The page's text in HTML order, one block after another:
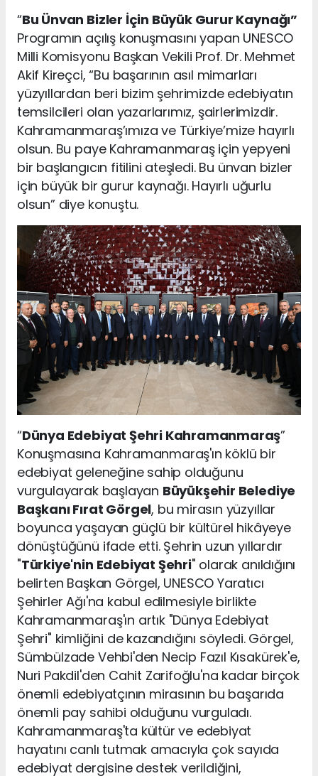
“Bu Ünvan Bizler İçin Büyük Gurur Kaynağı”
Programın açılış konuşmasını yapan UNESCO
Milli Komisyonu Başkan Vekili Prof. Dr. Mehmet
Akif Kireçci, “Bu başarının asıl mimarları
yüzyıllardan beri bizim şehrimizde edebiyatın
temsilcileri olan yazarlarımız, şairlerimizdir.
Kahramanmaraş’ımıza ve Türkiye’mize hayırlı
olsun. Bu paye Kahramanmaraş için yepyeni
bir başlangıcın fitilini ateşledi. Bu ünvan bizler
için büyük bir gurur kaynağı. Hayırlı uğurlu
olsun” diye konuştu.
“Dünya Edebiyat Şehri Kahramanmaraş”
Konuşmasına Kahramanmaraş'ın köklü bir
edebiyat geleneğine sahip olduğunu
vurgulayarak başlayan Büyükşehir Belediye
Başkanı Fırat Görgel, bu mirasın yüzyıllar
boyunca yaşayan güçlü bir kültürel hikâyeye
dönüştüğünü ifade etti. Şehrin uzun yıllardır
"Türkiye'nin Edebiyat Şehri" olarak anıldığını
belirten Başkan Görgel, UNESCO Yaratıcı
Şehirler Ağı'na kabul edilmesiyle birlikte
Kahramanmaraş'ın artık "Dünya Edebiyat
Şehri" kimliğini de kazandığını söyledi. Görgel,
Sümbülzade Vehbi'den Necip Fazıl Kısakürek'e,
Nuri Pakdil'den Cahit Zarifoğlu'na kadar birçok
önemli edebiyatçının mirasının bu başarıda
önemli pay sahibi olduğunu vurguladı.
Kahramanmaraş'ta kültür ve edebiyat
hayatını canlı tutmak amacıyla çok sayıda
edebiyat dergisine destek verildiğini,